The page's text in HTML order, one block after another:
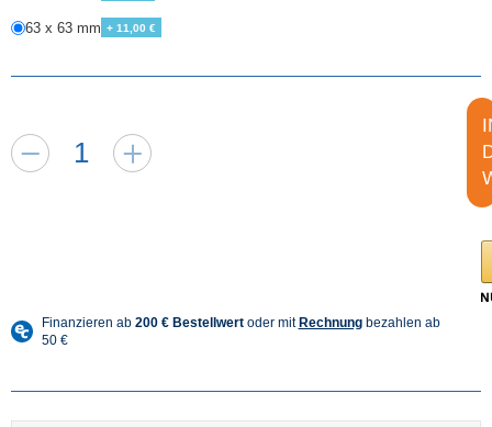
63 x 63 mm + 11,00 €